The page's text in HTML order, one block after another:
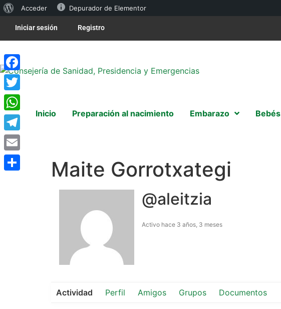
Acceder Depurador de Elementor
Iniciar sesión Registro
Inicio Preparación al nacimiento Embarazo Bebés
Maite Gorrotxategi
@aleitzia
Activo hace 3 años, 3 meses
Actividad Perfil Amigos Grupos Documentos
Facebook
Twitter
WhatsApp
Telegram
Email